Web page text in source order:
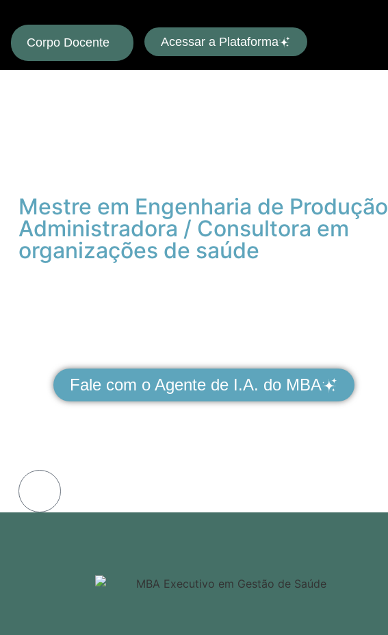
Corpo Docente Acessar a Plataforma
Mestre em Engenharia de Produção
Administradora / Consultora em
organizações de saúde
Fale com o Agente de I.A. do MBA